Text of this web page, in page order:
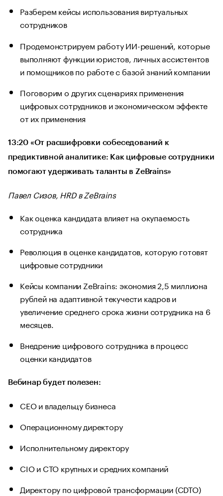
Разберем кейсы использования виртуальных
сотрудников
Продемонстрируем работу ИИ-решений, которые
выполняют функции юристов, личных ассистентов
и помощников по работе с базой знаний компании
Поговорим о других сценариях применения
цифровых сотрудников и экономическом эффекте
от их применения
13:20 «От расшифровки собеседований к
предиктивной аналитике: Как цифровые сотрудники
помогают удерживать таланты в ZeBrains»
Павел Сизов, HRD в ZeBrains
Как оценка кандидата влияет на окупаемость
сотрудника
Революция в оценке кандидатов, которую готовят
цифровые сотрудники
Кейсы компании ZeBrains: экономия 2,5 миллиона
рублей на адаптивной текучести кадров и
увеличение среднего срока жизни сотрудника на 6
месяцев.
Внедрение цифрового сотрудника в процесс
оценки кандидатов
Вебинар будет полезен:
CEO и владельцу бизнеса
Операционному директору
Исполнительному директору
CIO и CTO крупных и средних компаний
Директору по цифровой трансформации (CDTO)